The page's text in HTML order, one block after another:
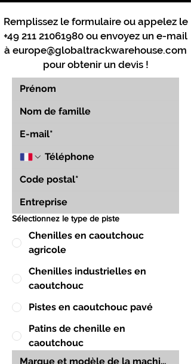
Remplissez le formulaire ou appelez le
+49 211 21061980 ou envoyez un e-mail
à europe@globaltrackwarehouse.com
pour obtenir un devis !
Sélectionnez le type de piste
Chenilles en caoutchouc
agricole
Chenilles industrielles en
caoutchouc
Pistes en caoutchouc pavé
Patins de chenille en
caoutchouc